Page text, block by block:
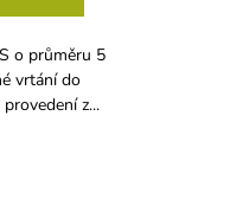
o průměru 5
vrtání do
z...